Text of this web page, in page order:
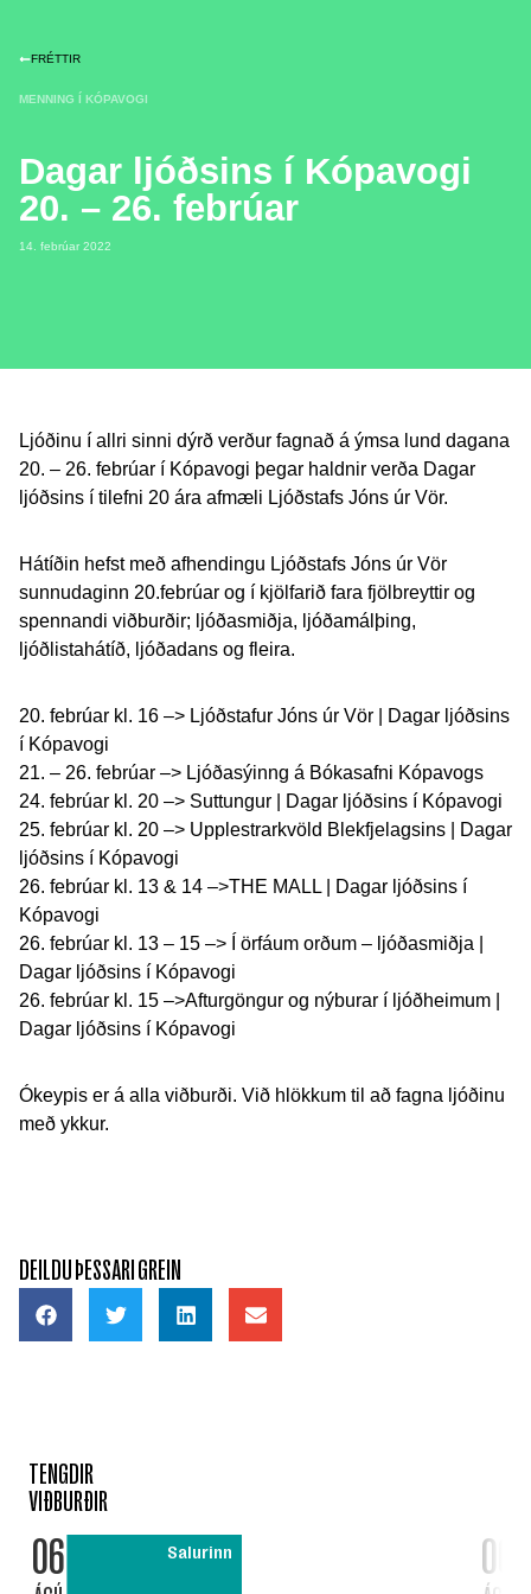
FRÉTTIR
MENNING Í KÓPAVOGI
Dagar ljóðsins í Kópavogi
20. – 26. febrúar
14. febrúar 2022
Ljóðinu í allri sinni dýrð verður fagnað á ýmsa lund dagana
20. – 26. febrúar í Kópavogi þegar haldnir verða Dagar
ljóðsins í tilefni 20 ára afmæli Ljóðstafs Jóns úr Vör.
Hátíðin hefst með afhendingu Ljóðstafs Jóns úr Vör
sunnudaginn 20.febrúar og í kjölfarið fara fjölbreyttir og
spennandi viðburðir; ljóðasmiðja, ljóðamálþing,
ljóðlistahátíð, ljóðadans og fleira.
20. febrúar kl. 16 –> Ljóðstafur Jóns úr Vör | Dagar ljóðsins
í Kópavogi
21. – 26. febrúar –> Ljóðasýinng á Bókasafni Kópavogs
24. febrúar kl. 20 –> Suttungur | Dagar ljóðsins í Kópavogi
25. febrúar kl. 20 –> Upplestrarkvöld Blekfjelagsins | Dagar
ljóðsins í Kópavogi
26. febrúar kl. 13 & 14 –>THE MALL | Dagar ljóðsins í
Kópavogi
26. febrúar kl. 13 – 15 –>
Í örfáum orðum – ljóðasmiðja |
Dagar ljóðsins í Kópavogi
26. febrúar kl. 15 –>Afturgöngur og nýburar í ljóðheimum |
Dagar ljóðsins í Kópavogi
Ókeypis er á alla viðburði. Við hlökkum til að fagna ljóðinu
með ykkur.
DEILDU ÞESSARI GREIN
TENGDIR
VIÐBURÐIR
06 Salurinn 06